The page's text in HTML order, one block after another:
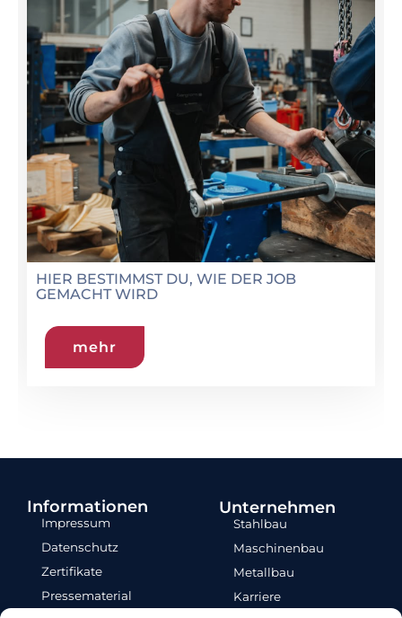
HIER BESTIMMST DU, WIE DER JOB
GEMACHT WIRD
mehr
Unternehmen
Stahlbau
Maschinenbau
Metallbau
Karriere
Informationen
Impressum
Datenschutz
Zertifikate
Pressematerial